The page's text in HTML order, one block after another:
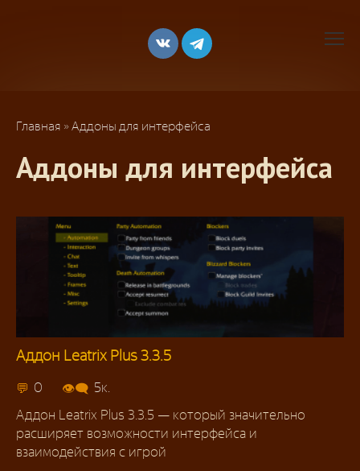
Главная »Аддоны для интерфейса
Аддоны для интерфейса
Аддон Leatrix Plus 3.3.5
0
5к.
Аддон Leatrix Plus 3.3.5 — который значительно
расширяет возможности интерфейса и
взаимодействия с игрой